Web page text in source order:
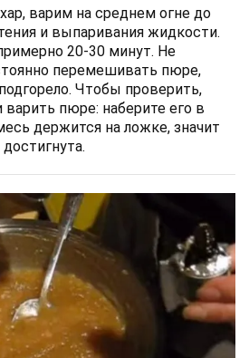
варим на среднем огне до
и выпаривания жидкости.
20-30 минут. Не
перемешивать пюре,
Чтобы проверить,
варить пюре: наберите его в
держится на ложке, значит